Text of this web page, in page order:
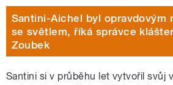
Santini-Aichel byl opravdovým
se světlem, říká správce
Zoubek
Santini si v průběhu let vytvořil svůj